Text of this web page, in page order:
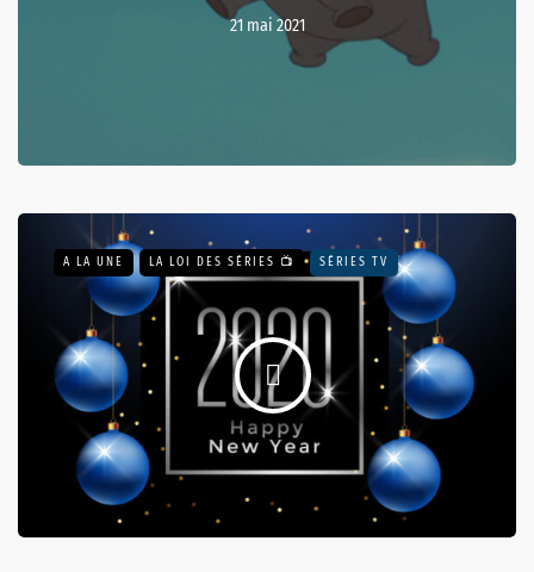
21 mai 2021
A LA UNE LA LOI DES SÉRIES 📺 SÉRIES TV